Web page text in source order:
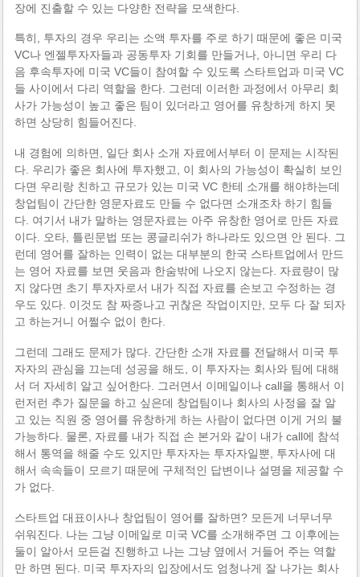
장에 진출할 수 있는 다양한 전략을 모색한다.
특히, 투자의 경우 우리는 소액 투자를 주로 하기 때문에 좋은 미국
VC나 엔젤투자자들과 공동투자 기회를 만들거나, 아니면 우리 다
음 후속투자에 미국 VC들이 참여할 수 있도록 스타트업과 미국 VC
들 사이에서 다리 역할을 한다. 그런데 이러한 과정에서 아무리 회
사가 가능성이 높고 좋은 팀이 있더라고 영어를 유창하게 하지 못
하면 상당히 힘들어진다.
내 경험에 의하면, 일단 회사 소개 자료에서부터 이 문제는 시작된
다. 우리가 좋은 회사에 투자했고, 이 회사의 가능성이 확실히 보인
다면 우리랑 친하고 규모가 있는 미국 VC 한테 소개를 해야하는데
창업팀이 간단한 영문자료도 만들 수 없다면 소개조차 하기 힘들
다. 여기서 내가 말하는 영문자료는 아주 유창한 영어로 만든 자료
이다. 오타, 틀린문법 또는 콩글리쉬가 하나라도 있으면 안 된다. 그
런데 영어를 잘하는 인력이 없는 대부분의 한국 스타트업에서 만드
는 영어 자료를 보면 웃음과 한숨밖에 나오지 않는다. 자료량이 많
지 않다면 초기 투자자로서 내가 직접 자료를 손보고 수정하는 경
우도 있다. 이것도 참 짜증나고 귀찮은 작업이지만, 모두 다 잘 되자
고 하는거니 어쩔수 없이 한다.
그런데 그래도 문제가 많다. 간단한 소개 자료를 전달해서 미국 투
자자의 관심을 끄는데 성공을 해도, 이 투자자는 회사와 팀에 대해
서 더 자세히 알고 싶어한다. 그러면서 이메일이나 call을 통해서 이
런저런 추가 질문을 하고 싶은데 창업팀이나 회사의 사정을 잘 알
고 있는 직원 중 영어를 유창하게 하는 사람이 없다면 이게 거의 불
가능하다. 물론, 자료를 내가 직접 손 본거와 같이 내가 call에 참석
해서 통역을 해줄 수도 있지만 투자자는 투자자일뿐, 투자사에 대
해서 속속들이 모르기 때문에 구체적인 답변이나 설명을 제공할 수
가 없다.
스타트업 대표이사나 창업팀이 영어를 잘하면? 모든게 너무너무
쉬워진다. 나는 그냥 이메일로 미국 VC를 소개해주면 그 이후에는
둘이 알아서 모든걸 진행하고 나는 그냥 옆에서 거들어 주는 역할
만 하면 된다. 미국 투자자의 입장에서도 엄청나게 잘 나가는 회사